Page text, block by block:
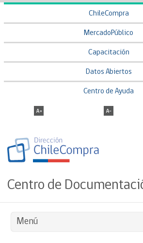
ChileCompra
MercadoPúblico
Capacitación
Datos Abiertos
Centro de Ayuda
Centro de
Menú